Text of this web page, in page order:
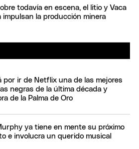
todavía en escena, el litio y Vaca
impulsan la producción minera
por ir de Netflix una de las mejores
negras de la última década y
de la Palma de Oro
ya tiene en mente su próximo
e involucra un querido musical